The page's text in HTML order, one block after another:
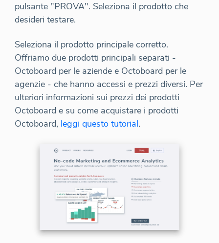
pulsante "PROVA". Seleziona il prodotto che
desideri testare.
Seleziona il prodotto principale corretto.
Offriamo due prodotti principali separati -
Octoboard per le aziende e Octoboard per le
agenzie - che hanno accessi e prezzi diversi. Per
ulteriori informazioni sui prezzi dei prodotti
Octoboard e su come acquistare i prodotti
Octoboard, leggi questo tutorial.